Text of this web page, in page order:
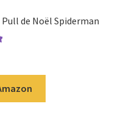
Pull de Noël Spiderman